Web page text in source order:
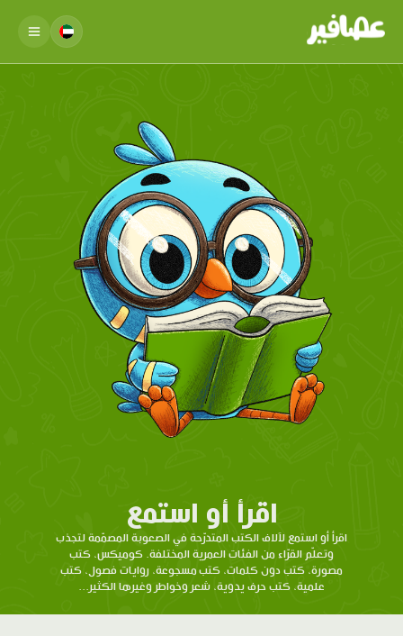
اقرأ أو استمع
اقرأ أو استمع لآلاف الكتب المتدرّحة في الصعوبة المصمّمة لتجذب
وتعلّم القرّاء من الفئات العمرية المختلفة. كوميكس، كتب
مصورة، كتب دون كلمات، كتب مسجوعة، روايات فصول، كتب
علمية، كتب حرف يدوية، شعر وخواطر وغيرها الكثير...